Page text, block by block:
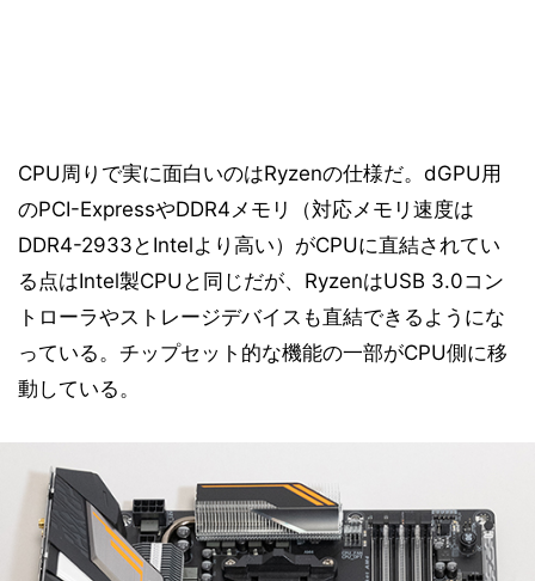
CPU周りで実に面白いのはRyzenの仕様だ。dGPU用
のPCI-ExpressやDDR4メモリ（対応メモリ速度は
DDR4-2933とIntelより高い）がCPUに直結されてい
る点はIntel製CPUと同じだが、RyzenはUSB 3.0コン
トローラやストレージデバイスも直結できるようにな
っている。チップセット的な機能の一部がCPU側に移
動している。